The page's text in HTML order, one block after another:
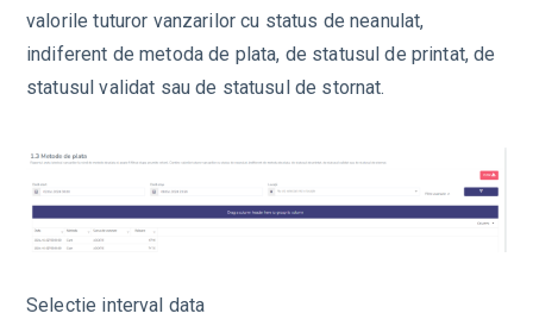
valorile tuturor vanzarilor cu status de neanulat,
indiferent de metoda de plata, de statusul de printat, de
statusul validat sau de statusul de stornat.
Selectie interval data